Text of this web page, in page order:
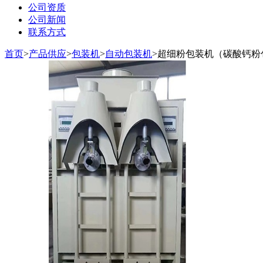
公司资质
公司新闻
联系方式
首页>产品供应>包装机>自动包装机>超细粉包装机（碳酸钙粉